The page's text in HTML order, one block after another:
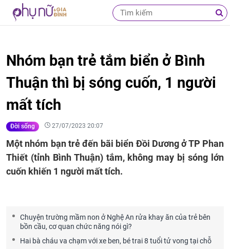
Nhóm bạn trẻ tắm biển ở Bình
Thuận thì bị sóng cuốn, 1 người
mất tích
Đời sống 27/07/2023 20:07
Một nhóm bạn trẻ đến bãi biển Đồi Dương ở TP Phan
Thiết (tỉnh Bình Thuận) tắm, không may bị sóng lớn
cuốn khiến 1 người mất tích.
Chuyện trường mầm non ở Nghệ An rửa khay ăn của trẻ bên
bồn cầu, cơ quan chức năng nói gì?
Hai bà cháu va chạm với xe ben, bé trai 8 tuổi tử vong tại chỗ